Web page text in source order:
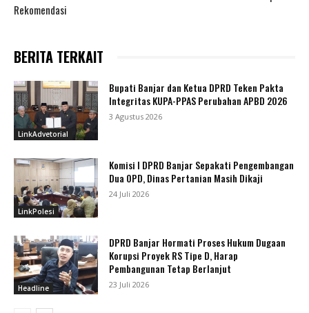
Rekomendasi
BERITA TERKAIT
LinkAdvetorial
Bupati Banjar dan Ketua DPRD Teken Pakta
Integritas KUPA-PPAS Perubahan APBD 2026
3 Agustus 2026
LinkPolesi
Komisi I DPRD Banjar Sepakati Pengembangan
Dua OPD, Dinas Pertanian Masih Dikaji
24 Juli 2026
Headline
DPRD Banjar Hormati Proses Hukum Dugaan
Korupsi Proyek RS Tipe D, Harap
Pembangunan Tetap Berlanjut
23 Juli 2026